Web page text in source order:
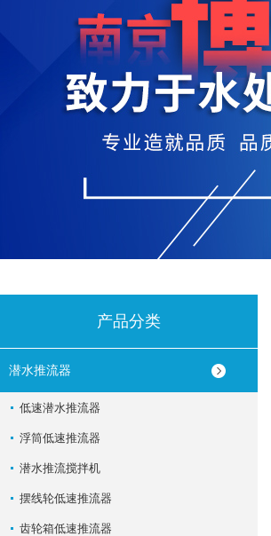
产品分类
潜水推流器
低速潜水推流器
浮筒低速推流器
潜水推流搅拌机
摆线轮低速推流器
齿轮箱低速推流器